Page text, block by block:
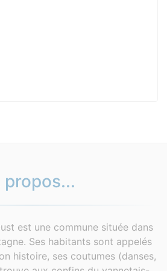
propos...
est une commune située dans
Ses habitants sont appelés
histoire, ses coutumes (danses,